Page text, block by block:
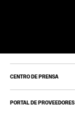
CENTRO DE PRENSA
PORTAL DE PROVEEDORES